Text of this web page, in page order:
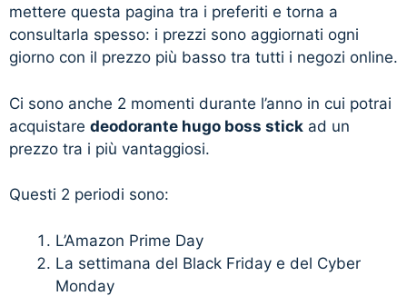
mettere questa pagina tra i preferiti e torna a
consultarla spesso: i prezzi sono aggiornati ogni
giorno con il prezzo più basso tra tutti i negozi online.
Ci sono anche 2 momenti durante l’anno in cui potrai
acquistare deodorante hugo boss stick ad un
prezzo tra i più vantaggiosi.
Questi 2 periodi sono:
L’Amazon Prime Day
La settimana del Black Friday e del Cyber
Monday